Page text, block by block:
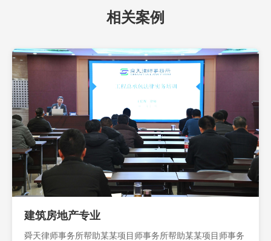
相关案例
建筑房地产专业
舜天律师事务所帮助某某项目师事务所帮助某某项目师事务